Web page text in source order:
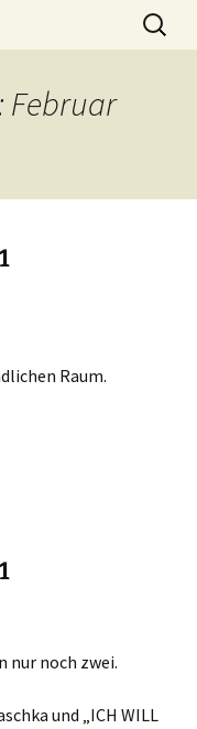
Februar
Raum.
nur noch zwei.
und „ICH WILL